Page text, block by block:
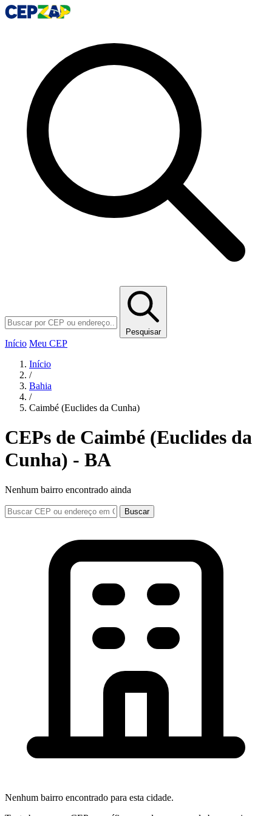
Pesquisar
Início Meu CEP
Início
/
Bahia
/
Caimbé (Euclides da Cunha)
CEPs de Caimbé (Euclides da
Cunha) - BA
Nenhum bairro encontrado ainda
Buscar
Nenhum bairro encontrado para esta cidade.